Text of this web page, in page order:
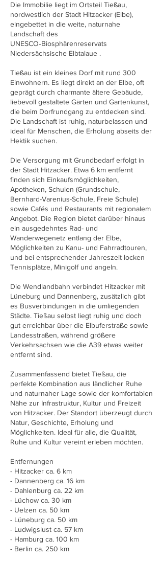
Die Immobilie liegt im Ortsteil Tießau,
nordwestlich der Stadt Hitzacker (Elbe),
eingebettet in die weite, naturnahe
Landschaft des
UNESCO‑Biosphärenreservats
Niedersächsische Elbtalaue .
Tießau ist ein kleines Dorf mit rund 300
Einwohnern. Es liegt direkt an der Elbe, oft
geprägt durch charmante ältere Gebäude,
liebevoll gestaltete Gärten und Gartenkunst,
die beim Dorfrundgang zu entdecken sind.
Die Landschaft ist ruhig, naturbelassen und
ideal für Menschen, die Erholung abseits der
Hektik suchen.
Die Versorgung mit Grundbedarf erfolgt in
der Stadt Hitzacker. Etwa 6 km entfernt
finden sich Einkaufsmöglichkeiten,
Apotheken, Schulen (Grundschule,
Bernhard-Varenius-Schule, Freie Schule)
sowie Cafés und Restaurants mit regionalem
Angebot. Die Region bietet darüber hinaus
ein ausgedehntes Rad- und
Wanderwegenetz entlang der Elbe,
Möglichkeiten zu Kanu- und Fahrradtouren,
und bei entsprechender Jahreszeit locken
Tennisplätze, Minigolf und angeln.
Die Wendlandbahn verbindet Hitzacker mit
Lüneburg und Dannenberg, zusätzlich gibt
es Busverbindungen in die umliegenden
Städte. Tießau selbst liegt ruhig und doch
gut erreichbar über die Elbuferstraße sowie
Landesstraßen, während größere
Verkehrsachsen wie die A39 etwas weiter
entfernt sind.
Zusammenfassend bietet Tießau, die
perfekte Kombination aus ländlicher Ruhe
und naturnaher Lage sowie der komfortablen
Nähe zur Infrastruktur, Kultur und Freizeit
von Hitzacker. Der Standort überzeugt durch
Natur, Geschichte, Erholung und
Möglichkeiten. Ideal für alle, die Qualität,
Ruhe und Kultur vereint erleben möchten.
Entfernungen
- Hitzacker ca. 6 km
- Dannenberg ca. 16 km
- Dahlenburg ca. 22 km
- Lüchow ca. 30 km
- Uelzen ca. 50 km
- Lüneburg ca. 50 km
- Ludwigslust ca. 57 km
- Hamburg ca. 100 km
- Berlin ca. 250 km